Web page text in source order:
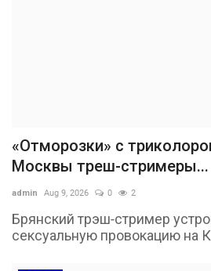
«Отморозки» с
Москвы треш-стримеры...
admin Aug 9, 2026 0 2
Брянский трэш-стример
сексуальную провокацию на